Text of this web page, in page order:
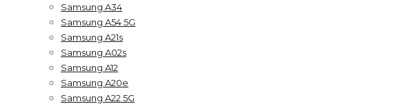
Samsung A34
Samsung A54 5G
Samsung A21s
Samsung A02s
Samsung A12
Samsung A20e
Samsung A22 5G